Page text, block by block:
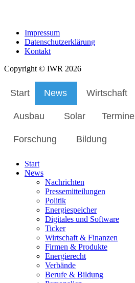
Impressum
Datenschutzerklärung
Kontakt
Copyright © IWR 2026
Start News Wirtschaft
Ausbau Solar Termine
Forschung Bildung
Start
News
Nachrichten
Pressemitteilungen
Politik
Energiespeicher
Digitales und Software
Ticker
Wirtschaft & Finanzen
Firmen & Produkte
Energierecht
Verbände
Berufe & Bildung